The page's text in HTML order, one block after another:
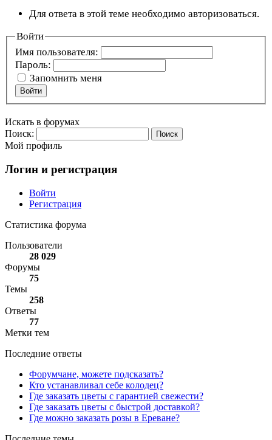
Для ответа в этой теме необходимо авторизоваться.
Войти
Имя пользователя:
Пароль:
Запомнить меня
Войти
Искать в форумах
Поиск:
Мой профиль
Логин и регистрация
Войти
Регистрация
Статистика форума
Пользователи
28 029
Форумы
75
Темы
258
Ответы
77
Метки тем
Последние ответы
Форумчане, можете подсказать?
Кто устанавливал себе колодец?
Где заказать цветы с гарантией свежести?
Где заказать цветы с быстрой доставкой?
Где можно заказать розы в Ереване?